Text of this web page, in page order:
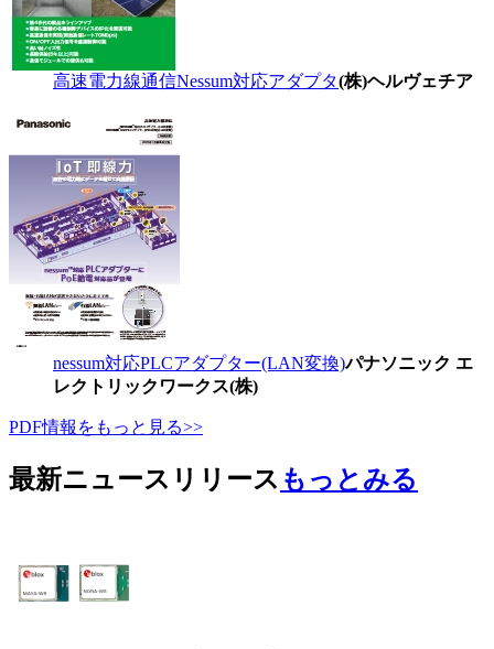
高速電力線通信Nessum対応アダプタ(株)ヘルヴェチア
nessum対応PLCアダプター(LAN変換)パナソニック エ
レクトリックワークス(株)
PDF情報をもっと見る>>
最新ニュースリリース もっとみる